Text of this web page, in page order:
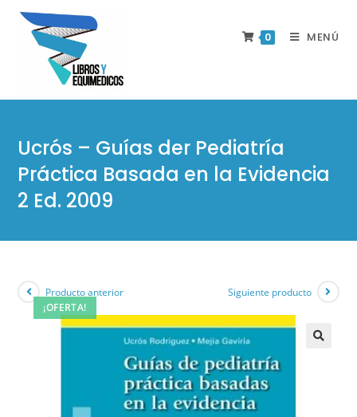
0 MENÚ
Ucrós – Guías der Pediatría
Práctica Basada en la Evidencia
2 Ed. 2009
¡OFERTA!
Producto anterior Siguiente producto